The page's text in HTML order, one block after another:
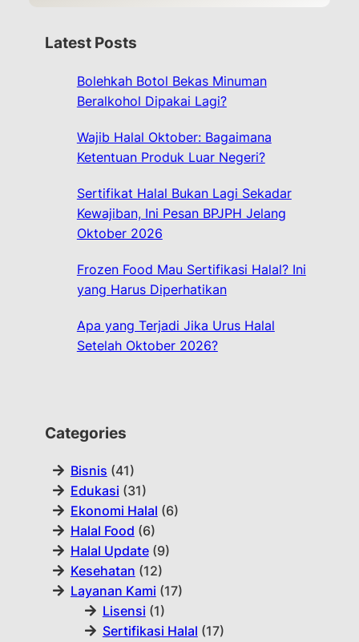
c
Latest Posts
Bolehkah Botol Bekas Minuman
Beralkohol Dipakai Lagi?
Wajib Halal Oktober: Bagaimana
Ketentuan Produk Luar Negeri?
Sertifikat Halal Bukan Lagi Sekadar
Kewajiban, Ini Pesan BPJPH Jelang
Oktober 2026
Frozen Food Mau Sertifikasi Halal? Ini
yang Harus Diperhatikan
Apa yang Terjadi Jika Urus Halal
Setelah Oktober 2026?
Categories
Bisnis (41)
Edukasi (31)
Ekonomi Halal (6)
Halal Food (6)
Halal Update(9)
Kesehatan (12)
Layanan Kami (17)
Lisensi (1)
Sertifikasi Halal (17)